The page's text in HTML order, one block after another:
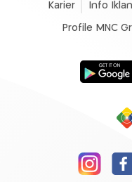
Karier Info Iklan
Profile MNC